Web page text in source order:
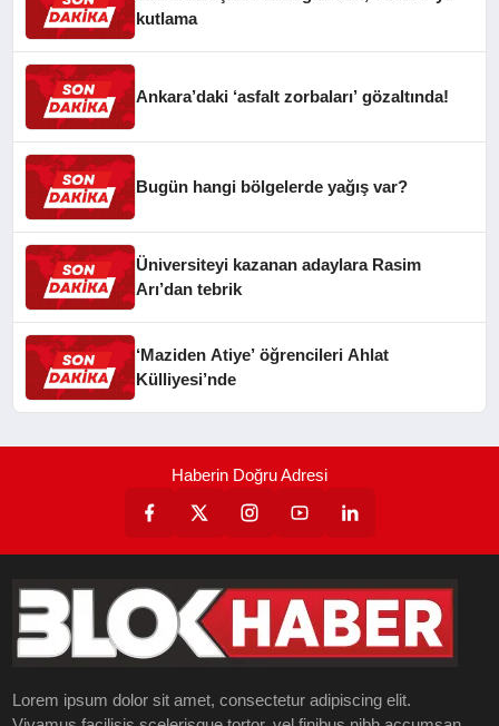
kutlama
Ankara’daki ‘asfalt zorbaları’ gözaltında!
Bugün hangi bölgelerde yağış var?
Üniversiteyi kazanan adaylara Rasim
Arı’dan tebrik
‘Maziden Atiye’ öğrencileri Ahlat
Külliyesi’nde
Haberin Doğru Adresi
Lorem ipsum dolor sit amet, consectetur adipiscing elit.